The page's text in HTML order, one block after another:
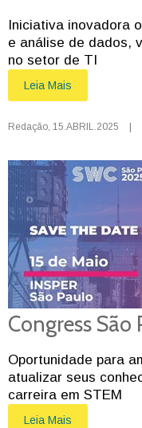
Iniciativa inovadora
e análise de dados,
no setor de TI
Leia Mais
Redação 15.ABRIL.2025 |
Congress São
Oportunidade para
atualizar seus
carreira em STEM
Leia Mais